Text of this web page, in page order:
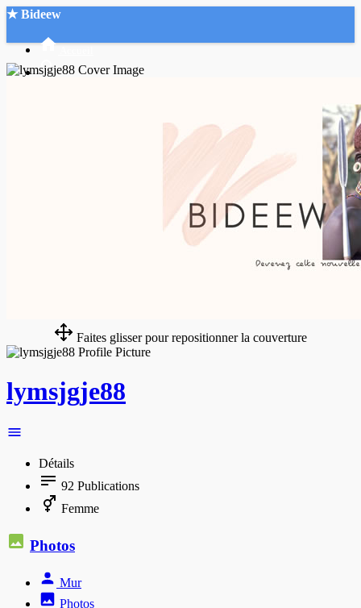
★ Bideew
Faites glisser pour repositionner la couverture
lymsjgje88
Détails
92 Publications
Femme
Photos
Mur
Photos